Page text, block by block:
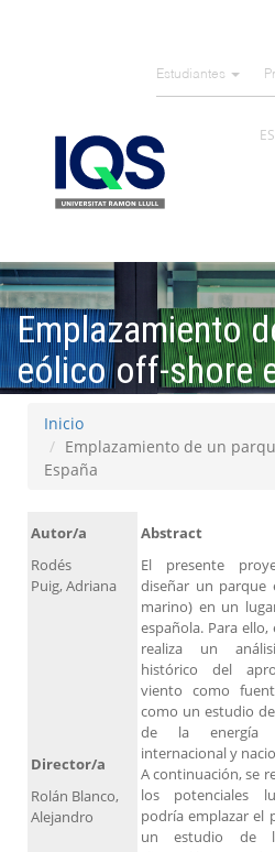
Estudiantes
ES
Emplazamiento
eólico off-shore
Inicio
Emplazamiento de un
España
Autor/a
Rodés
Puig, Adriana
Abstract
El presente
diseñar un parque
marino) en un
española. Para
realiza un
histórico del
viento como
como un estudio
de la energía
internacional y
A continuación, se
los potenciales
podría emplazar el
un estudio de
Director/a
Rolán Blanco,
Alejandro